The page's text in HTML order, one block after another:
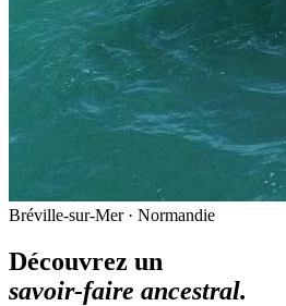
Bréville-sur-Mer · Normandie
Découvrez un
savoir-faire ancestral.